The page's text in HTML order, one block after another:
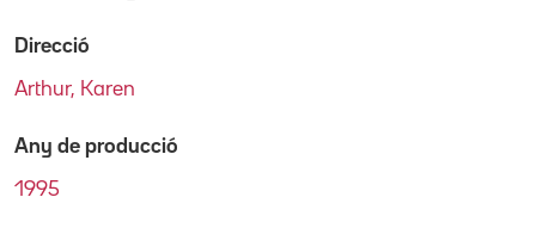
Direcció
Arthur, Karen
Any de producció
1995